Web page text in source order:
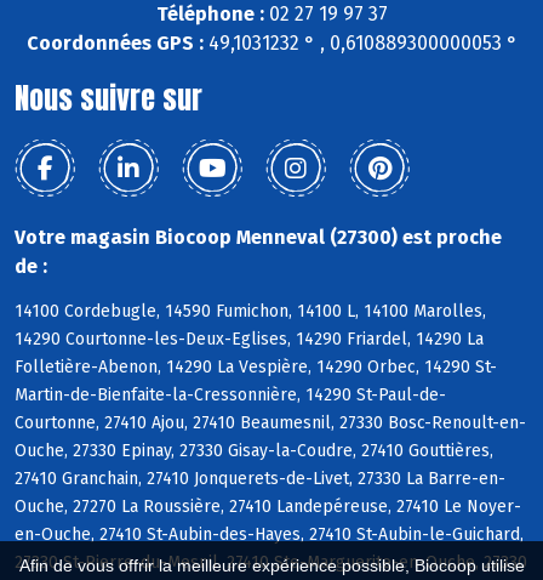
Afin de vous offrir la meilleure expérience possible, Biocoop utilise
Téléphone :02 27 19 97 37
Coordonnées GPS :49,1031232 ° , 0,610889300000053 °
Nous suivre sur
Votre magasin Biocoop Menneval (27300) est proche
de :
14100 Cordebugle, 14590 Fumichon, 14100 L, 14100 Marolles,
14290 Courtonne-les-Deux-Eglises, 14290 Friardel, 14290 La
Folletière-Abenon, 14290 La Vespière, 14290 Orbec, 14290 St-
Martin-de-Bienfaite-la-Cressonnière, 14290 St-Paul-de-
Courtonne, 27410 Ajou, 27410 Beaumesnil, 27330 Bosc-Renoult-en-
Ouche, 27330 Epinay, 27330 Gisay-la-Coudre, 27410 Gouttières,
27410 Granchain, 27410 Jonquerets-de-Livet, 27330 La Barre-en-
Ouche, 27270 La Roussière, 27410 Landepéreuse, 27410 Le Noyer-
en-Ouche, 27410 St-Aubin-des-Hayes, 27410 St-Aubin-le-Guichard,
27330 St-Pierre-du-Mesnil, 27410 Ste-Marguerite-en-Ouche, 27330